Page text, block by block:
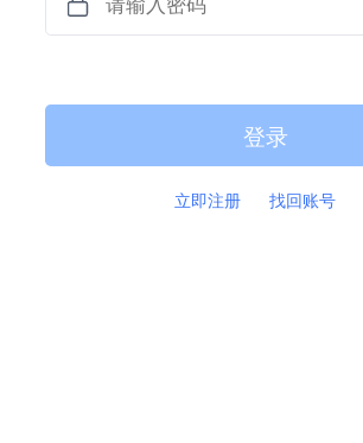
登录
立即注册 找回账号